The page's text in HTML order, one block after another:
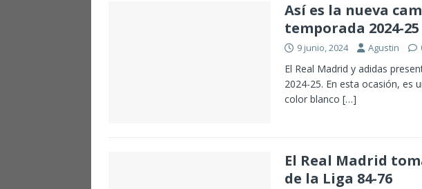
Así es la nueva
temporada 2024-25
9 junio, 2024 Agustin
El Real Madrid y adidas
2024-25. En esta ocasión, es
color blanco […]
El Real Madrid
de la Liga 84-76